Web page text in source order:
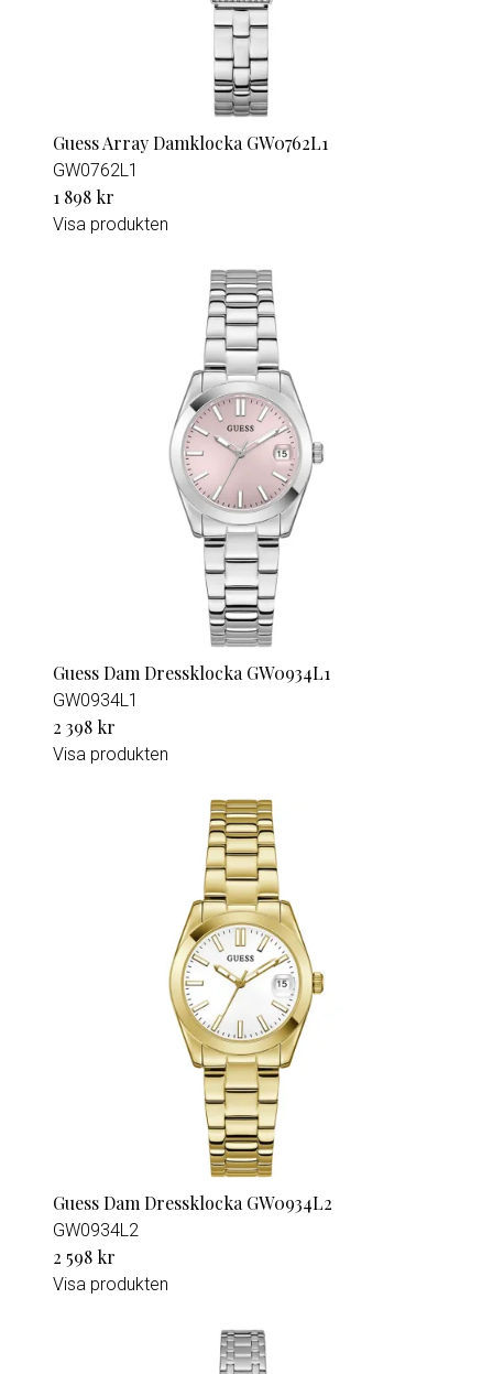
Guess Array Damklocka GW0762L1
GW0762L1
1 898 kr
Visa produkten
Guess Dam Dressklocka GW0934L1
GW0934L1
2 398 kr
Visa produkten
Guess Dam Dressklocka GW0934L2
GW0934L2
2 598 kr
Visa produkten